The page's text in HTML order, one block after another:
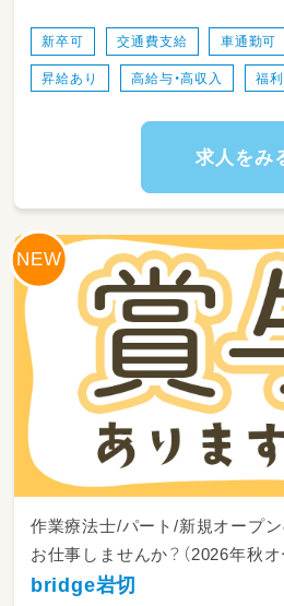
グリーン・パル加入で
割引など嬉しい福利厚
一昨年・昨年は賞与3回
頑張りをしっかり評価
認定こども園での保育
・クラス担任業務
・保育活動の計画・実施
・食事、午睡、着替えな
・保護者対応
・行事の企画・運営
・書類作成 など
3歳以上児クラスの担任
活かしてご活躍いただけ
新卒可 交通費支給 車通勤可
昇給あり 高給与・高収入 福
求人をみ
作業療法士/パート/新規オープ
お仕事しませんか？（2026年秋オ
bridge岩切